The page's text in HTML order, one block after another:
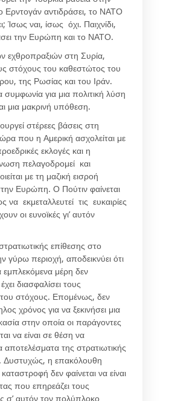
Ερντογάν αντιδράσει, το ΝΑΤΟ
Ίσως ναι, ίσως όχι. Παιχνίδι,
την Ευρώπη και το ΝΑΤΟ.
εχθροπραξιών στη Συρία,
στόχους του καθεστώτος του
της Ρωσίας και του Ιράν.
για μια πολιτική λύση
μια μακρινή υπόθεση.
στέρεες βάσεις στη
που η Αμερική ασχολείται με
εκλογές και η
πελαγοδρομεί και
με τη μαζική εισροή
Ευρώπη. Ο Πούτιν φαίνεται
να εκμεταλλευτεί τις ευκαιρίες
οι ευνοϊκές γι’ αυτόν
επίθεσης στο
γύρω περιοχή, αποδεικνύει ότι
εμπλεκόμενα μέρη δεν
διασφαλίσει τους
του στόχους. Επομένως, δεν
χρόνος για να ξεκινήσει μια
στην οποία οι παράγοντες
να είναι σε θέση να
της στρατιωτικής
Δυστυχώς, η επακόλουθη
δεν φαίνεται να είναι
που επηρεάζει τους
σ’ αυτόν τον πολύπλοκο